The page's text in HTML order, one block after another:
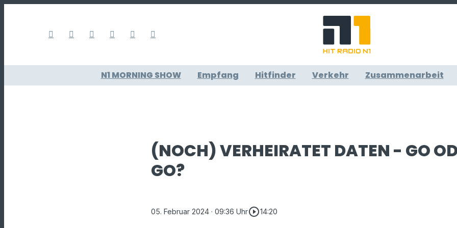
N1 MORNING SHOW Empfang Hitfinder Verkehr Zusammenarbeit
(NOCH) VERHEIRATET DATEN - GO
GO?
05. Februar 2024 · 09:36 Uhrplay_circle_outline14:20